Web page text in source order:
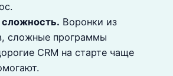
Воронки из
сложные программы
CRM на старте чаще